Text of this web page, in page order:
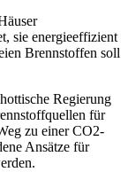
sie energieeffizient
Brennstoffen soll
Regierung
für
zu einer CO2-
Ansätze für